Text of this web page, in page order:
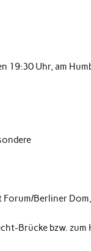
19:30 Uhr, am
Forum/Berliner Dom,
Brücke bzw. zum